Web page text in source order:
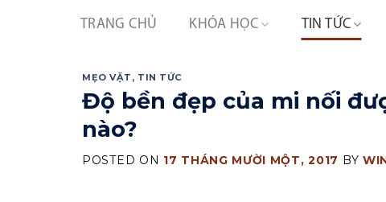
TRANG CHỦ KHÓA HỌC TIN TỨC
MẸO VẶT , TIN TỨC
Độ bền đẹp của mi nối
nào?
POSTED ON 17 THÁNG MƯỜI MỘT, 2017 BY